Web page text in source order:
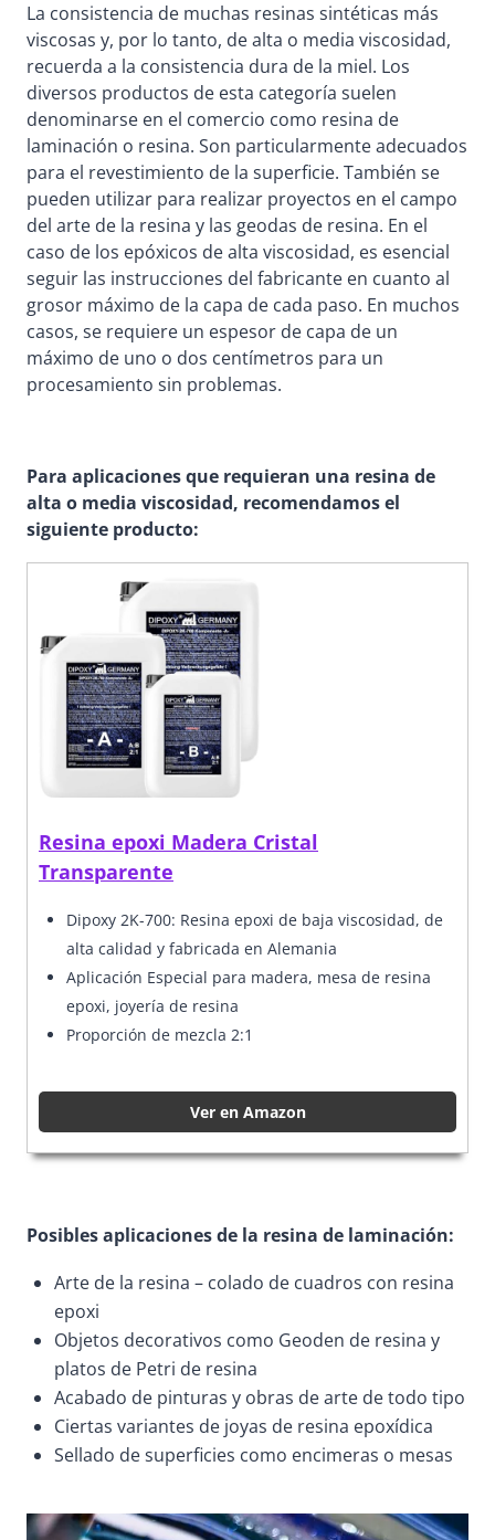
La consistencia de muchas resinas sintéticas más
viscosas y, por lo tanto, de alta o media viscosidad,
recuerda a la consistencia dura de la miel. Los
diversos productos de esta categoría suelen
denominarse en el comercio como resina de
laminación o resina. Son particularmente adecuados
para el revestimiento de la superficie. También se
pueden utilizar para realizar proyectos en el campo
del arte de la resina y las geodas de resina. En el
caso de los epóxicos de alta viscosidad, es esencial
seguir las instrucciones del fabricante en cuanto al
grosor máximo de la capa de cada paso. En muchos
casos, se requiere un espesor de capa de un
máximo de uno o dos centímetros para un
procesamiento sin problemas.
Para aplicaciones que requieran una resina de
alta o media viscosidad, recomendamos el
siguiente producto:
Resina epoxi Madera Cristal
Transparente
Dipoxy 2K-700: Resina epoxi de baja viscosidad, de
alta calidad y fabricada en Alemania
Aplicación Especial para madera, mesa de resina
epoxi, joyería de resina
Proporción de mezcla 2:1
Ver en Amazon
Posibles aplicaciones de la resina de laminación:
Arte de la resina – colado de cuadros con resina
epoxi
Objetos decorativos como Geoden de resina y
platos de Petri de resina
Acabado de pinturas y obras de arte de todo tipo
Ciertas variantes de joyas de resina epoxídica
Sellado de superficies como encimeras o mesas